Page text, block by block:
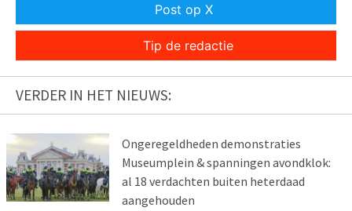
Post op X
Tip de redactie
VERDER IN HET NIEUWS:
Ongeregeldheden demonstraties
Museumplein & spanningen avondklok:
al 18 verdachten buiten heterdaad
aangehouden